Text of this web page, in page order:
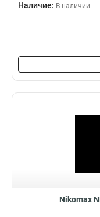
Наличие: В наличии
Nikomax